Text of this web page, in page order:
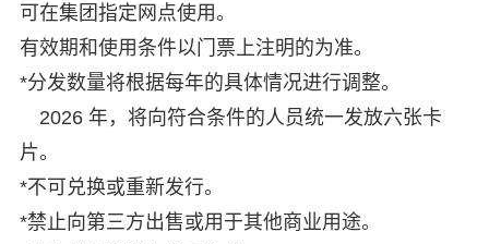
可在集团指定网点使用。
有效期和使用条件以门票上注明的为准。
*分发数量将根据每年的具体情况进行调整。
2026 年，将向符合条件的人员统一发放六张卡
片。
*不可兑换或重新发行。
*禁止向第三方出售或用于其他商业用途。